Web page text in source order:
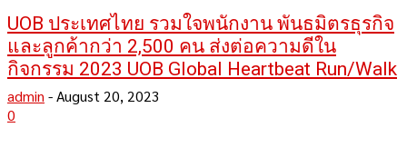
UOB ประเทศไทย รวมใจพนักงาน พันธมิตรธุรกิจ
และลูกค้ากว่า 2,500 คน ส่งต่อความดีใน
กิจกรรม 2023 UOB Global Heartbeat Run/Walk
admin -August 20, 2023
0